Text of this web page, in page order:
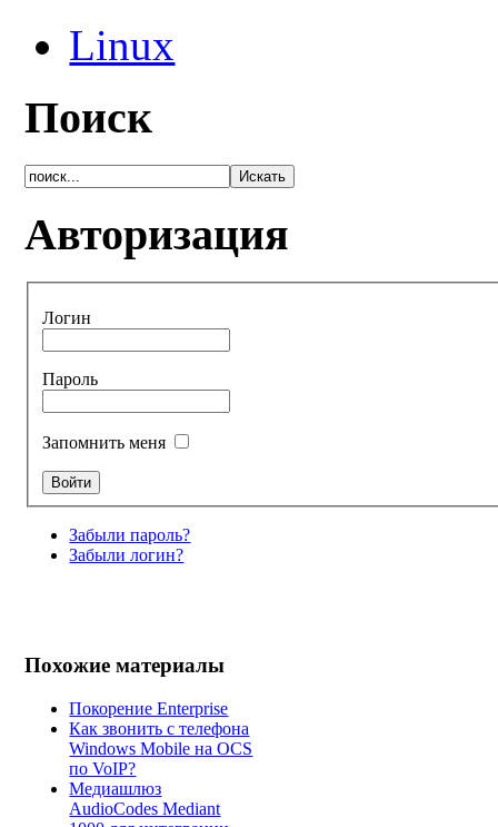
Linux
Поиск
Авторизация
Логин
Пароль
Запомнить меня
Забыли пароль?
Забыли логин?
Похожие материалы
Покорение Enterprise
Как звонить с телефона
Windows Mobile на OCS
по VoIP?
Медиашлюз
AudioСodes Mediant